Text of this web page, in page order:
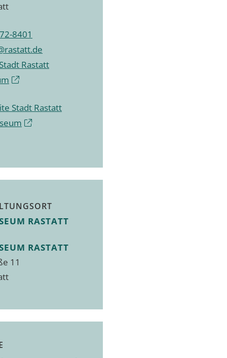
8401
Rastatt
Stadt Rastatt
RASTATT
RASTATT
11